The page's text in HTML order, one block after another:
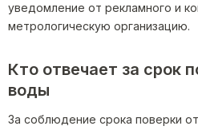
уведомление от рекламного и
метрологическую организацию.
Кто отвечает за срок
воды
За соблюдение срока поверки